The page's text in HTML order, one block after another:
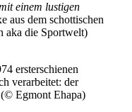
einem lustigen
aus dem schottischen
aka die Sportwelt)
ersterschienen
verarbeitet: der
Egmont Ehapa)